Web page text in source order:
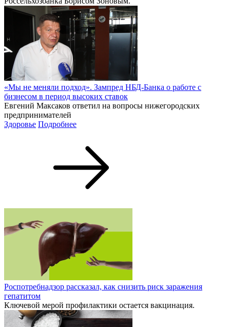
«Мы не меняли подход». Зампред НБД-Банка о работе с
бизнесом в период высоких ставок
Евгений Максаков ответил на вопросы нижегородских
предпринимателей
Здоровье Подробнее
Роспотребнадзор рассказал, как снизить риск заражения
гепатитом
Ключевой мерой профилактики остается вакцинация.